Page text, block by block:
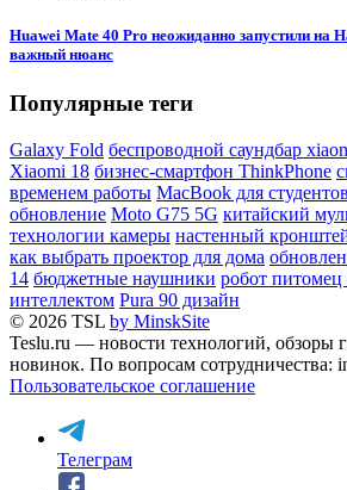
Huawei Mate 40 Pro неожиданно запустили на
важный нюанс
Популярные теги
Galaxy Fold беспроводной саундбар
Xiaomi 18 бизнес-смартфон ThinkPhone
временем работы MacBook для студентов
обновление Moto G75 5G китайский
технологии камеры настенный
как выбрать проектор для дома
14 бюджетные наушники робот
интеллектом Pura 90 дизайн
© 2026 TSL by MinskSite
Teslu.ru — новости технологий, обзоры
новинок. По вопросам сотрудничества:
Пользовательское соглашение
Телеграм